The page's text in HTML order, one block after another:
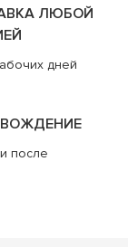
ЛЮБОЙ
дней
после